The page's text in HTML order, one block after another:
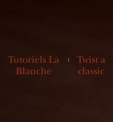
Tutoriels La
Blanche
Twist a
classic